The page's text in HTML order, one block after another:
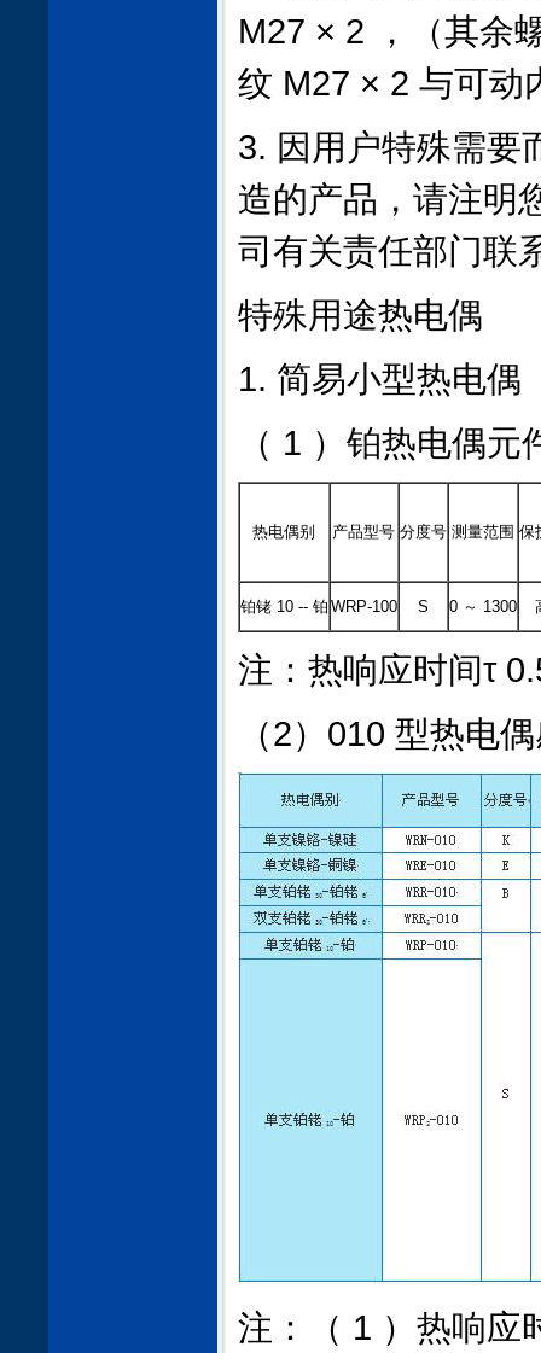
M27 × 2 ，（其余
纹 M27 × 2 与可动
3. 因用户特殊需要
造的产品，请注明
司有关责任部门联
特殊用途热电偶
1. 简易小型热电偶
（ 1 ）铂热电偶元
热电偶别 产品型号 分度号 测量范围 保
铂铑 10 -- 铂 WRP-100 S 0 ～ 1300
注：热响应时间τ
（2）010 型热电
注：（ 1 ）热响应